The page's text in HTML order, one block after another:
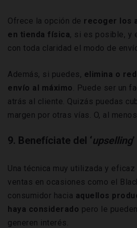
Ofrece la opción de recoger los
en tienda física, si es posible, y
con toda claridad el modo de
Además, si puedes, elimina o
envío al máximo. Puede ser un
atrás al cliente. Quizás puedas
margen por otras vías. O, al
9. Benefíciate del ‘upselling’
Una técnica muy utilizada y eficaz
ventas en ocasiones como el
consumidor hacia aquellos
haya considerado pero le
generen interés.